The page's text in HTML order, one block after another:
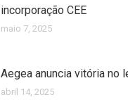
incorporação CEE
maio 7, 2025
Aegea anuncia vitória no
abril 14, 2025